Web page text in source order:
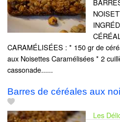
CARAMÉLISÉES : * 150 gr de
aux Noisettes Caramélisées * 2
cassonade......
Barres de céréales aux
Les